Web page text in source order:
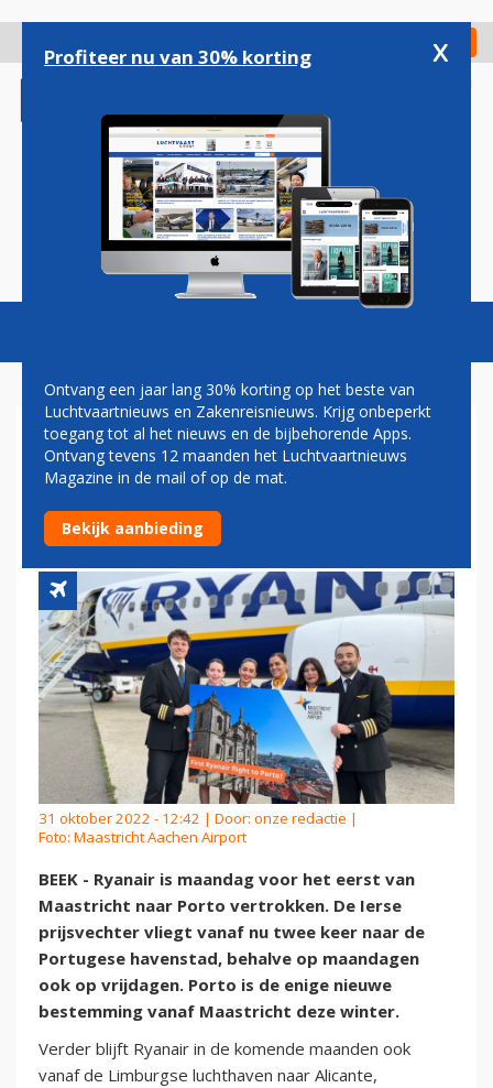
gaan
Check in
Magazine Podcasts Vacatures
EERSTE VLUCHT VAN
MAASTRICHT NAAR PORTO
VERTROKKEN
31 oktober 2022 - 12:42 | Door: onze redactie |
Foto: Maastricht Aachen Airport
BEEK - Ryanair is maandag voor het eerst van
Maastricht naar Porto vertrokken. De Ierse
prijsvechter vliegt vanaf nu twee keer naar de
Portugese havenstad, behalve op maandagen
ook op vrijdagen. Porto is de enige nieuwe
bestemming vanaf Maastricht deze winter.
Verder blijft Ryanair in de komende maanden ook
vanaf de Limburgse luchthaven naar Alicante,
Profiteer nu van 30% korting x
Ontvang een jaar lang 30% korting op het beste van
Luchtvaartnieuws en Zakenreisnieuws. Krijg onbeperkt
toegang tot al het nieuws en de bijbehorende Apps.
Ontvang tevens 12 maanden het Luchtvaartnieuws
Magazine in de mail of op de mat.
Bekijk aanbieding